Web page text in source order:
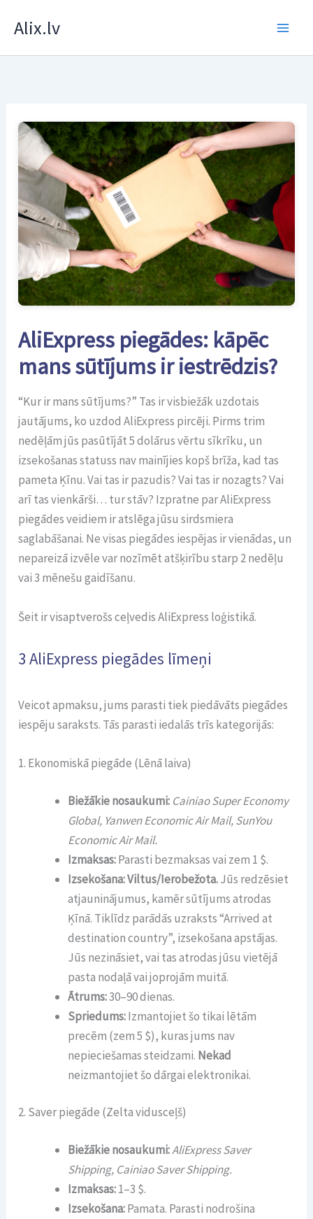
Alix.lv
AliExpress piegādes: kāpēc
mans sūtījums ir iestrēdzis?
“Kur ir mans sūtījums?” Tas ir visbiežāk uzdotais
jautājums, ko uzdod AliExpress pircēji. Pirms trim
nedēļām jūs pasūtījāt 5 dolārus vērtu sīkrīku, un
izsekošanas statuss nav mainījies kopš brīža, kad tas
pameta Ķīnu. Vai tas ir pazudis? Vai tas ir nozagts? Vai
arī tas vienkārši… tur stāv? Izpratne par AliExpress
piegādes veidiem ir atslēga jūsu sirdsmiera
saglabāšanai. Ne visas piegādes iespējas ir vienādas, un
nepareizā izvēle var nozīmēt atšķirību starp 2 nedēļu
vai 3 mēnešu gaidīšanu.
Šeit ir visaptverošs ceļvedis AliExpress loģistikā.
3 AliExpress piegādes līmeņi
Veicot apmaksu, jums parasti tiek piedāvāts piegādes
iespēju saraksts. Tās parasti iedalās trīs kategorijās:
1. Ekonomiskā piegāde (Lēnā laiva)
Biežākie nosaukumi: Cainiao Super Economy
Global, Yanwen Economic Air Mail, SunYou
Economic Air Mail.
Izmaksas:Parasti bezmaksas vai zem 1 $.
Izsekošana:Viltus/Ierobežota.Jūs redzēsiet
atjauninājumus, kamēr sūtījums atrodas
Ķīnā. Tiklīdz parādās uzraksts “Arrived at
destination country”, izsekošana apstājas.
Jūs nezināsiet, vai tas atrodas jūsu vietējā
pasta nodaļā vai joprojām muitā.
Ātrums:30–90 dienas.
Spriedums:Izmantojiet šo tikai lētām
precēm (zem 5 $), kuras jums nav
nepieciešamas steidzami. Nekad
neizmantojiet šo dārgai elektronikai.
2. Saver piegāde (Zelta vidusceļš)
Biežākie nosaukumi:AliExpress Saver
Shipping, Cainiao Saver Shipping.
Izmaksas:1–3 $.
Izsekošana:Pamata. Parasti nodrošina